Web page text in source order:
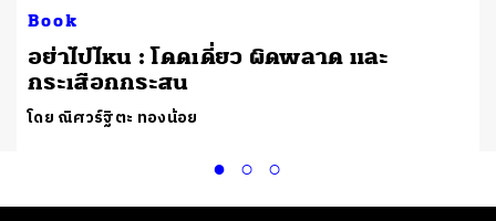
Book
อย่าไปไหน : โดดเดี่ยว ผิดพลาด และ
กระเสือกกระสน
โดย ณิศวร์ฐิตะ ทองน้อย